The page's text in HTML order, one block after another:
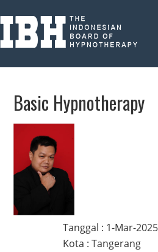
Basic Hypnotherapy
Tanggal : 1-Mar-2025
Kota : Tangerang